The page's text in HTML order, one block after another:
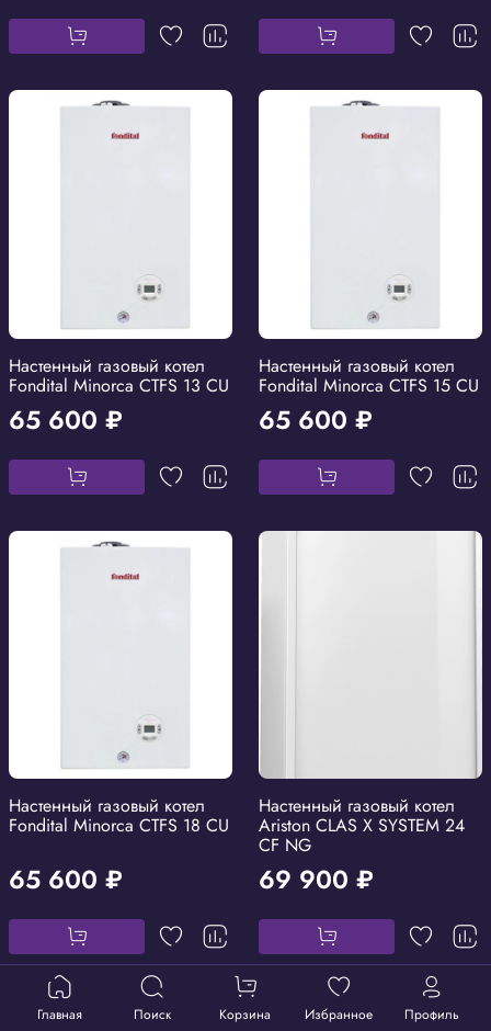
Настенный газовый котел
Fondital Minorca CTFS 13 CU
65 600 ₽
Настенный газовый котел
Fondital Minorca CTFS 15 CU
65 600 ₽
Настенный газовый котел
Fondital Minorca CTFS 18 CU
65 600 ₽
Настенный газовый котел
Ariston CLAS X SYSTEM 24
CF NG
69 900 ₽
Главная Поиск Корзина Избранное Профиль